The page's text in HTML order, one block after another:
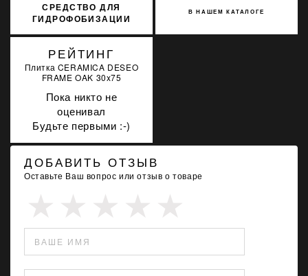
СРЕДСТВО ДЛЯ
ГИДРОФОБИЗАЦИИ
В НАШЕМ КАТАЛОГЕ
РЕЙТИНГ
Плитка CERAMICA DESEO
FRAME OAK 30x75
Пока никто не
оценивал
Будьте первыми :-)
ДОБАВИТЬ ОТЗЫВ
Оставьте Ваш вопрос или отзыв о товаре
ВАШЕ ИМЯ